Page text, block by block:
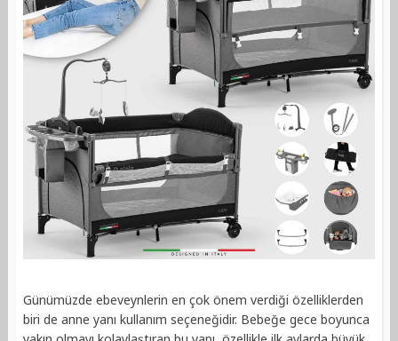
Günümüzde ebeveynlerin en çok önem verdiği özelliklerden
biri de anne yanı kullanım seçeneğidir. Bebeğe gece boyunca